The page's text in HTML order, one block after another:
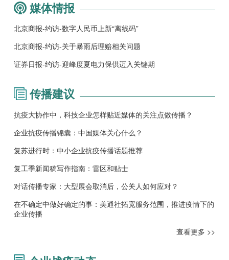
媒体情报
北京商报-约访-数字人民币上新“离线码”
北京商报-约访-关于暴雨后理赔相关问题
证券日报-约访-迎峰度夏电力保供迈入关键期
传播建议
抗疫大协作中，科技企业怎样贴近媒体的关注点做传播？
企业抗疫传播锦囊：中国媒体关心什么？
复苏进行时：中小企业抗疫传播话题推荐
复工季新闻稿写作指南：雷区和贴士
对话传播专家：大型展会取消后，公关人如何应对？
在不确定中做好确定的事：美通社拓宽服务范围，推进疫情下的
企业传播
查看更多 >>